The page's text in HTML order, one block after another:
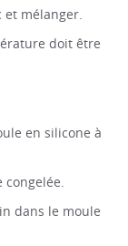
mélanger.
doit être
en silicone à
dans le moule